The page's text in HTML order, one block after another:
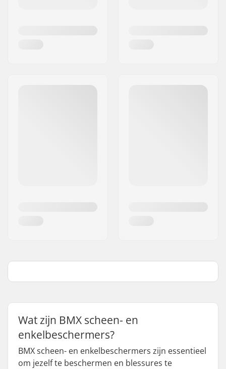
Wat zijn BMX scheen- en
enkelbeschermers?
BMX scheen- en enkelbeschermers zijn essentieel
om jezelf te beschermen en blessures te